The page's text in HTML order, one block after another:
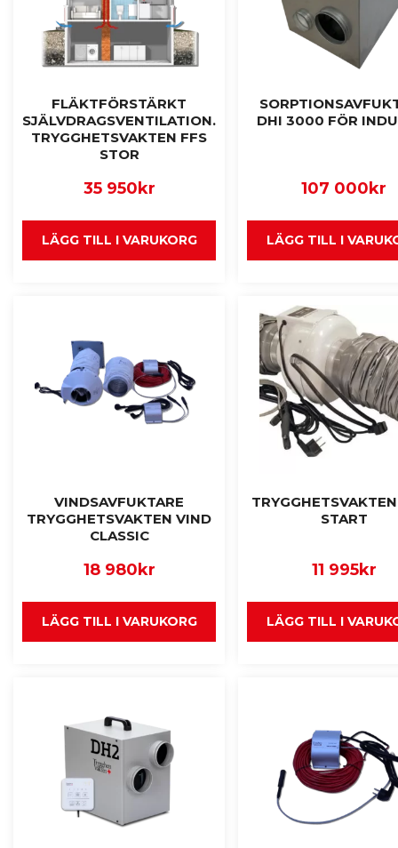
FLÄKTFÖRSTÄRKT
SJÄLVDRAGSVENTILATION.
TRYGGHETSVAKTEN FFS
STOR
35 950kr
LÄGG TILL I VARUKORG
DHI 3000 FÖR
107 000kr
LÄGG TILL I
VINDSAVFUKTARE
TRYGGHETSVAKTEN VIND
CLASSIC
18 980kr
LÄGG TILL I VARUKORG
START
11 995kr
LÄGG TILL I